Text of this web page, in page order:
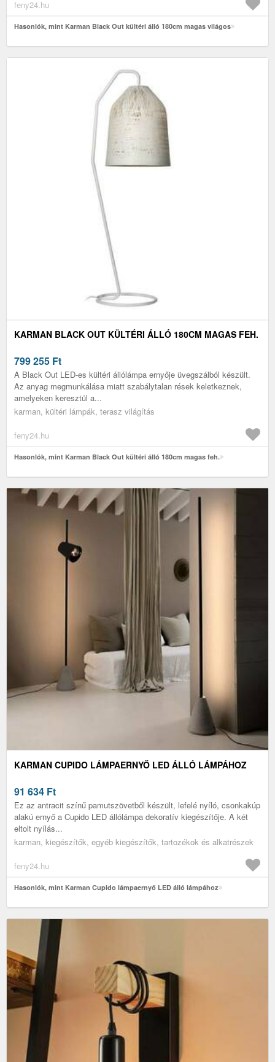
feny24.hu
Hasonlók, mint Karman Black Out kültéri álló 180cm magas világos
KARMAN BLACK OUT KÜLTÉRI ÁLLÓ 180CM MAGAS FEH.
799 255 Ft
A Black Out LED-es kültéri állólámpa ernyője üvegszálból készült.
Az anyag megmunkálása miatt szabálytalan rések keletkeznek,
amelyeken keresztül a...
karman, kültéri lámpák, terasz világítás
feny24.hu
Hasonlók, mint Karman Black Out kültéri álló 180cm magas feh.
KARMAN CUPIDO LÁMPAERNYŐ LED ÁLLÓ LÁMPÁHOZ
91 634 Ft
Ez az antracit színű pamutszövetből készült, lefelé nyíló, csonkakúp
alakú ernyő a Cupido LED állólámpa dekoratív kiegészítője. A két
eltolt nyílás...
karman, kiegészítők, egyéb kiegészítők, tartozékok és alkatrészek
feny24.hu
Hasonlók, mint Karman Cupido lámpaernyő LED álló lámpához